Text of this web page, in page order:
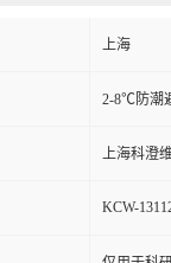
上海
2-8℃防潮
上海科澄
KCW-